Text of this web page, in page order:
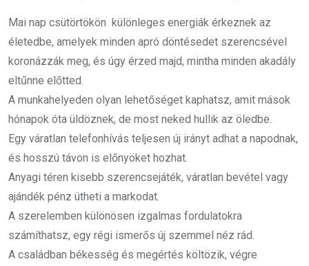
Mai nap csütörtökön különleges energiák érkeznek az
életedbe, amelyek minden apró döntésedet szerencsével
koronázzák meg, és úgy érzed majd, mintha minden akadály
eltűnne előtted.
A munkahelyeden olyan lehetőséget kaphatsz, amit mások
hónapok óta üldöznek, de most neked hullik az öledbe.
Egy váratlan telefonhívás teljesen új irányt adhat a napodnak,
és hosszú távon is előnyöket hozhat.
Anyagi téren kisebb szerencsejáték, váratlan bevétel vagy
ajándék pénz ütheti a markodat.
A szerelemben különösen izgalmas fordulatokra
számíthatsz, egy régi ismerős új szemmel néz rád.
A családban békesség és megértés költözik, végre